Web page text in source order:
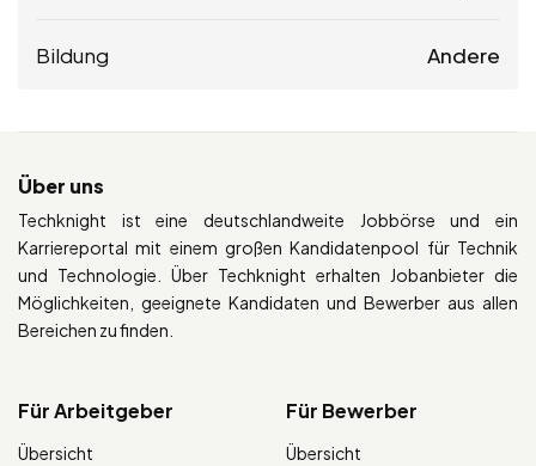
Bildung Andere
Über uns
Techknight ist eine deutschlandweite Jobbörse und ein
Karriereportal mit einem großen Kandidatenpool für Technik
und Technologie. Über Techknight erhalten Jobanbieter die
Möglichkeiten, geeignete Kandidaten und Bewerber aus allen
Bereichen zu finden.
Für Arbeitgeber
Übersicht
Für Bewerber
Übersicht